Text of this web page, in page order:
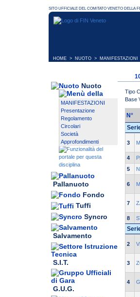
HOME > NUOTO > MANIFESTAZIONI
Nuoto
MANIFESTAZIONI
Presentazione
Regolamento
Circolari
Società
Approfondimenti
Pallanuoto
Fondo
Tuffi
Syncro
Salvamento
S.I.T.
G.U.G.
Tipo
Base
N°
3
4
5
6
7
8
2
3
4